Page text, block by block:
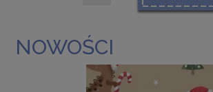
NOWOŚCI